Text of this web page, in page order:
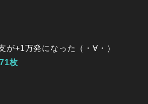
が+1万発になった（・∀・）
枚